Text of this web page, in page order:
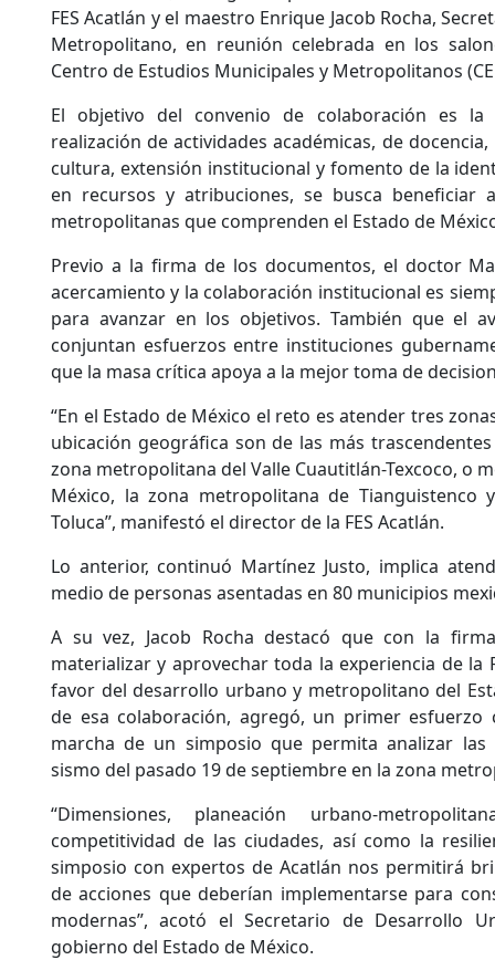
FES Acatlán y el maestro Enrique Jacob Rocha,
Metropolitano, en reunión celebrada en los
Centro de Estudios Municipales y Metropolitanos
El objetivo del convenio de colaboración es la
realización de actividades académicas, de
cultura, extensión institucional y fomento de la
en recursos y atribuciones, se busca beneficiar
metropolitanas que comprenden el Estado de
Previo a la firma de los documentos, el doctor
acercamiento y la colaboración institucional es
para avanzar en los objetivos. También que el
conjuntan esfuerzos entre instituciones
que la masa crítica apoya a la mejor toma de
“En el Estado de México el reto es atender tres
ubicación geográfica son de las más
zona metropolitana del Valle Cuautitlán-Texcoco, o
México, la zona metropolitana de Tianguistenco
Toluca”, manifestó el director de la FES Acatlán.
Lo anterior, continuó Martínez Justo, implica
medio de personas asentadas en 80 municipios
A su vez, Jacob Rocha destacó que con la
materializar y aprovechar toda la experiencia de la
favor del desarrollo urbano y metropolitano del
de esa colaboración, agregó, un primer
marcha de un simposio que permita analizar las
sismo del pasado 19 de septiembre en la zona
“Dimensiones, planeación urbano-
competitividad de las ciudades, así como la
simposio con expertos de Acatlán nos permitirá
de acciones que deberían implementarse para
modernas”, acotó el Secretario de Desarrollo
gobierno del Estado de México.